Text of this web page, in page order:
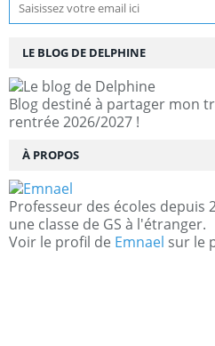
LE BLOG DE DELPHINE
Blog destiné à partager mon
rentrée 2026/2027 !
À PROPOS
Professeur des écoles depuis
une classe de GS à l'étranger.
Voir le profil de Emnael sur le